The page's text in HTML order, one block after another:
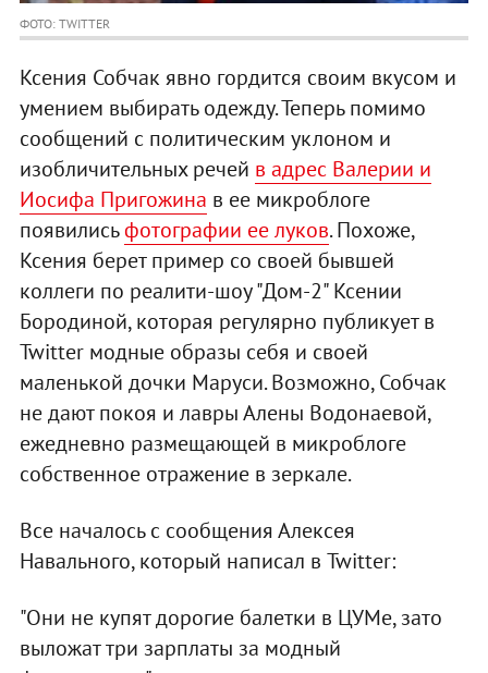
ФОТО: TWITTER
Ксения Собчак явно гордится своим вкусом и
умением выбирать одежду. Теперь помимо
сообщений с политическим уклоном и
изобличительных речей в адрес Валерии и
Иосифа Пригожина в ее микроблоге
появилисьфотографии ее луков. Похоже,
Ксения берет пример со своей бывшей
коллеги по реалити-шоу "Дом-2" Ксении
Бородиной, которая регулярно публикует в
Twitter модные образы себя и своей
маленькой дочки Маруси. Возможно, Собчак
не дают покоя и лавры Алены Водонаевой,
ежедневно размещающей в микроблоге
собственное отражение в зеркале.
Все началось с сообщения Алексея
Навального, который написал в Twitter:
"Они не купят дорогие балетки в ЦУМе, зато
выложат три зарплаты за модный